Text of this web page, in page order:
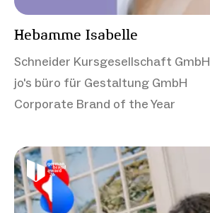
Hebamme Isabelle
Schneider Kursgesellschaft GmbH
jo's büro für Gestaltung GmbH
Corporate Brand of the Year